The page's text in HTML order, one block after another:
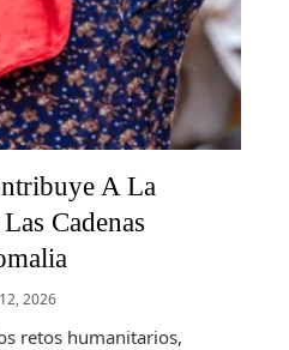
A La
Cadenas
2026
retos humanitarios,